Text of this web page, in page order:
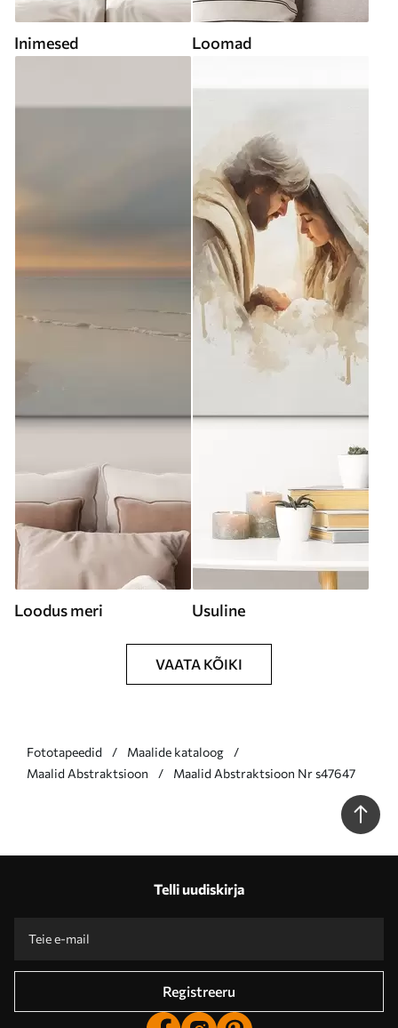
Inimesed Loomad
Loodus meri Usuline
VAATA KÕIKI
Fototapeedid
Maalide kataloog
Maalid Abstraktsioon
Maalid Abstraktsioon Nr s47647
Telli uudiskirja
Registreeru